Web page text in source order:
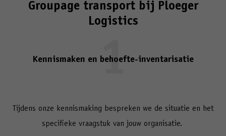
Groupage transport bij Ploeger
Logistics
Tijdens onze kennismaking bespreken we de situatie en het
specifieke vraagstuk van jouw organisatie.
1
Kennismaken en behoefte-inventarisatie